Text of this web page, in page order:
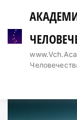
содержимому